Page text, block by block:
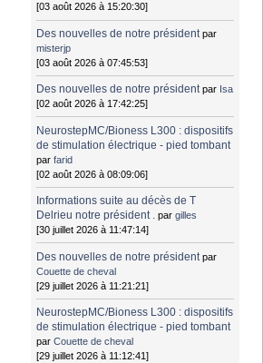
[03 août 2026 à 15:20:30]
Des nouvelles de notre président par
misterjp
[03 août 2026 à 07:45:53]
Des nouvelles de notre président par Isa
[02 août 2026 à 17:42:25]
NeurostepMC/Bioness L300 : dispositifs
de stimulation électrique - pied tombant
parfarid
[02 août 2026 à 08:09:06]
Informations suite au décès de T
Delrieu notre président . pargilles
[30 juillet 2026 à 11:47:14]
Des nouvelles de notre président par
Couette de cheval
[29 juillet 2026 à 11:21:21]
NeurostepMC/Bioness L300 : dispositifs
de stimulation électrique - pied tombant
parCouette de cheval
[29 juillet 2026 à 11:12:41]